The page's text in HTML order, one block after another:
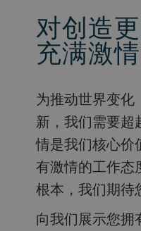
对创造
充满激情
为推动世界变化，构建具有影响力的创
新，我们需要超
情是我们核心价
有激情的工作态
根本，我们期待
向我们展示您拥有共同的价值观，一起